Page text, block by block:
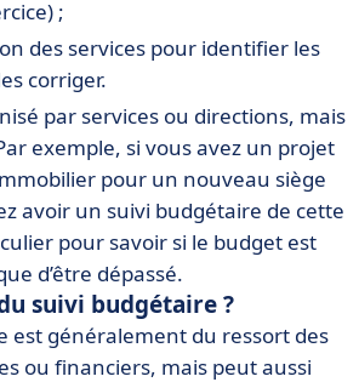
;
des services pour identifier les
corriger.
par services ou directions, mais
exemple, si vous avez un projet
pour un nouveau siège
avoir un suivi budgétaire de cette
pour savoir si le budget est
d’être dépassé.
suivi budgétaire ?
est généralement du ressort des
ou financiers, mais peut aussi